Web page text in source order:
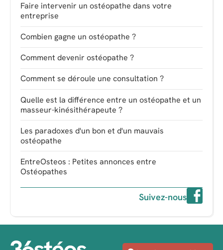
Faire intervenir un ostéopathe dans votre
entreprise
Combien gagne un ostéopathe ?
Comment devenir ostéopathe ?
Comment se déroule une consultation ?
Quelle est la différence entre un ostéopathe et un
masseur-kinésithérapeute ?
Les paradoxes d'un bon et d'un mauvais
ostéopathe
EntreOsteos : Petites annonces entre
Ostéopathes
Suivez-nous